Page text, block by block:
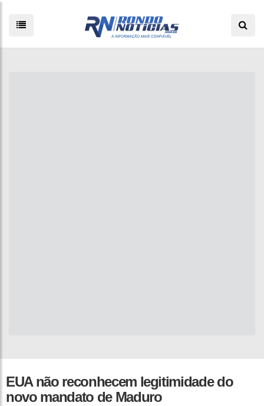
EUA não reconhecem legitimidade do
novo mandato de Maduro